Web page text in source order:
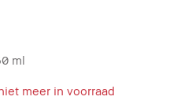
ml
meer in voorraad